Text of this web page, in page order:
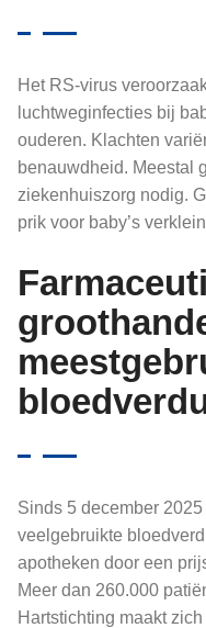
Het RS-virus
luchtweginfecties bij
ouderen. Klachten
benauwdheid. Meestal
ziekenhuiszorg nodig.
prik voor baby’s
Sinds 5 december
veelgebruikte
apotheken door een
Meer dan 260.000
Hartstichting maakt